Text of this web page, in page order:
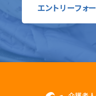
エントリーフォ